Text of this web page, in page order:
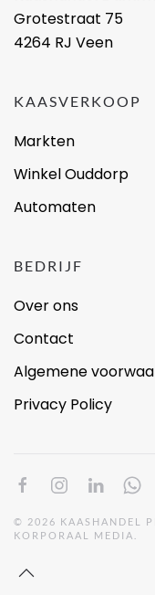
Grotestraat 75
4264 RJ Veen
KAASVERKOOP
Markten
Winkel Ouddorp
Automaten
BEDRIJF
Over ons
Contact
Algemene
Privacy Policy
© 2026 KAASHANDEL
KORPORAAL MEDIA